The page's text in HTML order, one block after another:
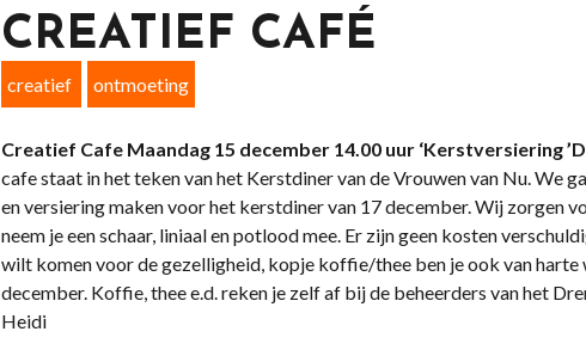
CREATIEF CAFÉ
creatief ontmoeting
Creatief Cafe Maandag 15 december 14.00 uur ‘Kerstversiering ’
cafe staat in het teken van het Kerstdiner van de Vrouwen van Nu. We
en versiering maken voor het kerstdiner van 17 december. Wij zorgen
neem je een schaar, liniaal en potlood mee. Er zijn geen kosten
wilt komen voor de gezelligheid, kopje koffie/thee ben je ook van
december. Koffie, thee e.d. reken je zelf af bij de beheerders van het
Heidi